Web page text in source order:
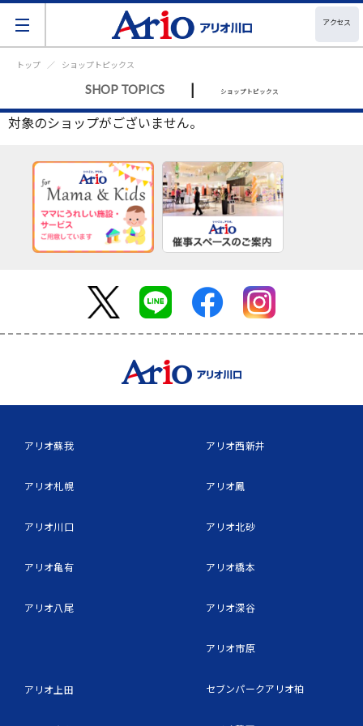
アクセス
トップ ショップトピックス
SHOP TOPICS | ショップトピックス
対象のショップがございません。
アリオ蘇我
アリオ札幌
アリオ川口
アリオ亀有
アリオ八尾
アリオ上田
アリオ西新井
アリオ鳳
アリオ北砂
アリオ橋本
アリオ深谷
アリオ市原
セブンパークアリオ柏